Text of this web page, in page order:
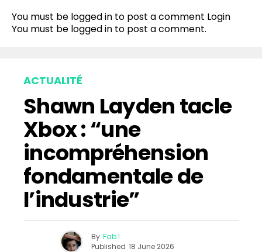
You must be logged in to post a comment Login
You must be logged in to post a comment.
ACTUALITÉ
Shawn Layden tacle
Xbox : “une
incompréhension
fondamentale de
l’industrie”
By Fab !
Published 18 June 2026